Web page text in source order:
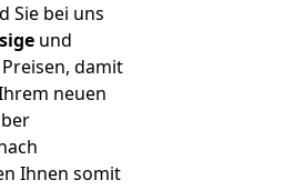
Sie bei uns
und
damit
neuen
Ihnen somit